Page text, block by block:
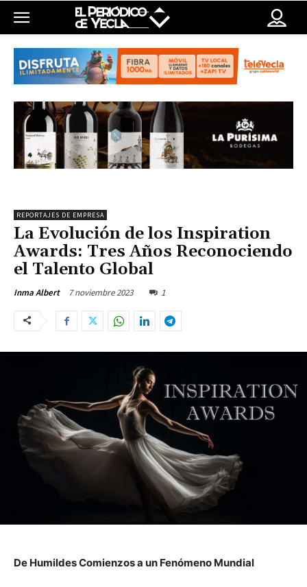
REPORTAJES DE EMPRESA
La Evolución de los Inspiration
Awards: Tres Años Reconociendo
el Talento Global
Inma Albert 7 noviembre 2023 1
De Humildes Comienzos a un Fenómeno Mundial